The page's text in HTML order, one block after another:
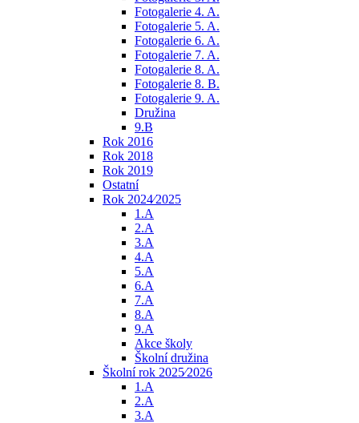
Fotogalerie 4. A.
Fotogalerie 5. A.
Fotogalerie 6. A.
Fotogalerie 7. A.
Fotogalerie 8. A.
Fotogalerie 8. B.
Fotogalerie 9. A.
Družina
9.B
Rok 2016
Rok 2018
Rok 2019
Ostatní
Rok 2024⁄2025
1.A
2.A
3.A
4.A
5.A
6.A
7.A
8.A
9.A
Akce školy
Školní družina
Školní rok 2025⁄2026
1.A
2.A
3.A